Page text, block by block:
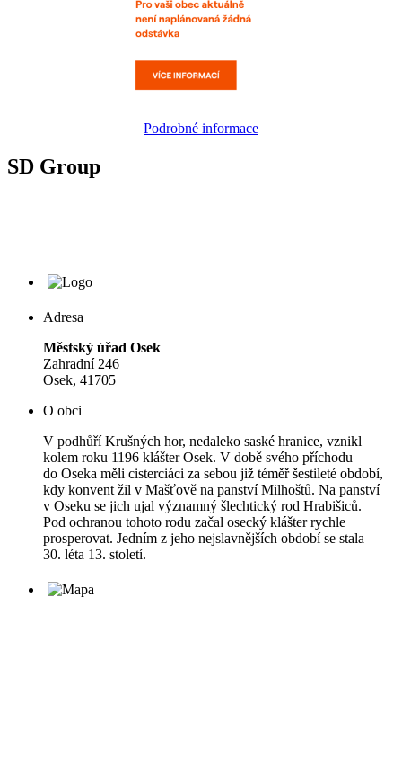
Podrobné informace
SD Group
Adresa
Městský úřad Osek
Zahradní 246
Osek, 41705
O obci
V podhůří Krušných hor, nedaleko saské hranice, vznikl
kolem roku 1196 klášter Osek. V době svého příchodu
do Oseka měli cisterciáci za sebou již téměř šestileté období,
kdy konvent žil v Mašťově na panství Milhoštů. Na panství
v Oseku se jich ujal významný šlechtický rod Hrabišiců.
Pod ochranou tohoto rodu začal osecký klášter rychle
prosperovat. Jedním z jeho nejslavnějších období se stala
30. léta 13. století.